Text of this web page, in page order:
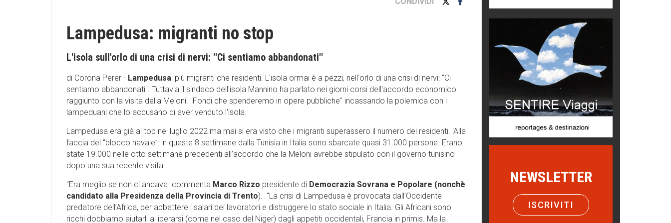
Lampedusa: migranti no stop
L'isola sull'orlo di una crisi di nervi: ''Ci sentiamo abbandonati''
di Corona Perer - Lampedusa: più migranti che residenti. L'isola ormai è a pezzi, nell'orlo di una crisi di nervi: ''Ci
sentiamo abbandonati''. Tuttavia il sindaco dell'isola Mannino ha parlato nei giorni corsi dell'accordo economico
raggiunto con la visita della Meloni. ''Fondi che spenderemo in opere pubbliche'' incassando la polemica con i
lampeduani che lo accusano di aver venduto l'isola.
Lampedusa era già al top nel luglio 2022 ma mai si era visto che i migranti superassero il numero dei residenti. 'Alla
faccia del “blocco navale”: in queste 8 settimane dalla Tunisia in Italia sono sbarcate quasi 31.000 persone. Erano
state 19.000 nelle otto settimane precedenti all’accordo che la Meloni avrebbe stipulato con il governo tunisino
dopo una sua recente visita.
''Era meglio se non ci andava'' commenta Marco Rizzo presidente di Democrazia Sovrana e Popolare (nonchè
candidato alla Presidenza della Provincia di Trento). ''La crisi di Lampedusa è provocata dall’Occidente
predatore dell’Africa, per abbattere i salari dei lavoratori e distruggere lo stato sociale in Italia. Gli Africani sono
ricchi dobbiamo aiutarli a liberarsi (come nel caso del Niger) dagli appetiti occidentali, Francia in primis. Ma la
Editoriale
Turismo in Miniera
Puglia - Tra storia e recupero
Castione, sotto il segno del
castagno
Eventi
Emilio Isgrò, il cancellatore
ARTE militante
Le nostre recensioni
NEWSLETTER
ISCRIVITI